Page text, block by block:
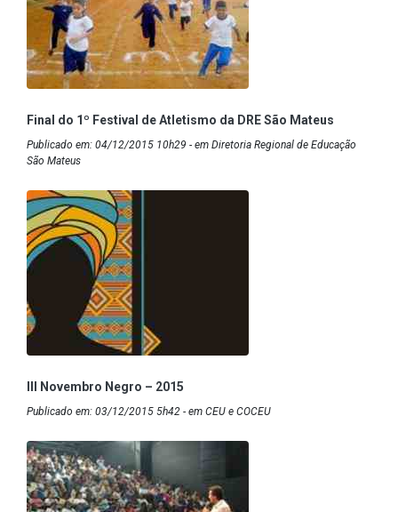
Final do 1º Festival de Atletismo da DRE São Mateus
Publicado em: 04/12/2015 10h29 - em Diretoria Regional de Educação
São Mateus
III Novembro Negro – 2015
Publicado em: 03/12/2015 5h42 - em CEU e COCEU